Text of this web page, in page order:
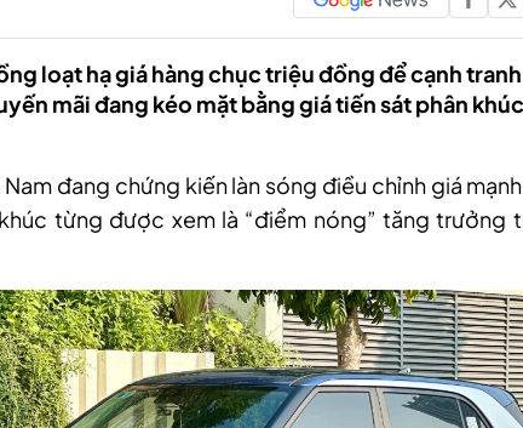
loạt hạ giá hàng chục triệu đồng để cạnh
mãi đang kéo mặt bằng giá tiến sát phân
đang chứng kiến làn sóng điều chỉnh giá
từng được xem là “điểm nóng” tăng trưởng